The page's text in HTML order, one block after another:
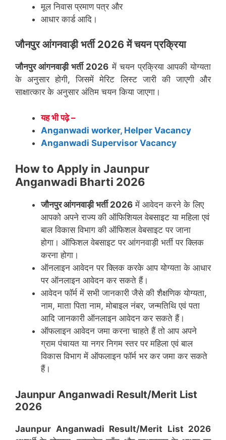
मूल निवास प्रमाण पत्र और
आधार कार्ड आदि।
जौनपुरआंगनवाड़ी भर्ती 2026 में चयन प्रक्रिया
जौनपुरआंगनवाड़ी भर्ती 2026 में चयन प्रक्रिया आपकी योग्यता
के अनुसार होगी, जिसमें मेरिट लिस्ट जारी की जाएगी और
साक्षात्कार के अनुसार अंतिम चयन किया जाएगा।
यह भी पढ़े –
Anganwadi worker, Helper Vacancy
Anganwadi Supervisor Vacancy
How to Apply in Jaunpur
Anganwadi Bharti 2026
जौनपुरआंगनवाड़ी भर्ती 2026 में आवेदन करने के लिए
आपको अपने राज्य की ऑफिशियल वेबसाइट या महिला एवं
बाल विकास विभाग की ऑफिशल वेबसाइट पर जाना
होगा। ऑफिशल वेबसाइट पर आंगनवाड़ी भर्ती पर क्लिक
करना होगा।
ऑनलाइन आवेदन पर क्लिक करके आप योग्यता के आधार
पर ऑनलाइन आवेदन कर सकते हैं।
आवेदन फॉर्म में सभी जानकारी जैसे की शैक्षणिक योग्यता,
नाम, माता पिता नाम, मोबाइल नंबर, जन्मतिथि एवं पता
आदि जानकारी ऑनलाइन आवेदन कर सकते हैं।
ऑफलाइन आवेदन जमा करना चाहते हैं तो आप अपने
ग्राम पंचायत या नगर निगम स्तर पर महिला एवं बाल
विकास विभाग में ऑफलाइन फॉर्म भर कर जमा कर सकते
हैं।
Jaunpur Anganwadi Result/Merit List
2026
Jaunpur Anganwadi Result/Merit List 2026